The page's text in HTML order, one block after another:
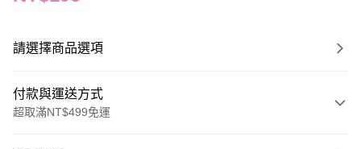
請選擇商品選項
付款與運送方式
超取滿NT$499免運